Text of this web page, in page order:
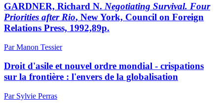
GARDNER, Richard N. Negotiating Survival. Four
Priorities after Rio, New York, Council on Foreign
Relations Press, 1992,89p.
Par Manon Tessier
Droit d'asile et nouvel ordre mondial - crispations
sur la frontière : l'envers de la globalisation
Par Sylvie Perras